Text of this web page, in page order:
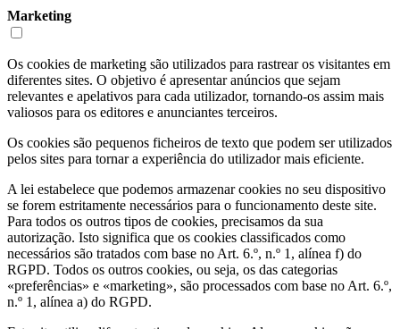
Marketing
Os cookies de marketing são utilizados para rastrear os visitantes em
diferentes sites. O objetivo é apresentar anúncios que sejam
relevantes e apelativos para cada utilizador, tornando-os assim mais
valiosos para os editores e anunciantes terceiros.
Os cookies são pequenos ficheiros de texto que podem ser utilizados
pelos sites para tornar a experiência do utilizador mais eficiente.
A lei estabelece que podemos armazenar cookies no seu dispositivo
se forem estritamente necessários para o funcionamento deste site.
Para todos os outros tipos de cookies, precisamos da sua
autorização. Isto significa que os cookies classificados como
necessários são tratados com base no Art. 6.º, n.º 1, alínea f) do
RGPD. Todos os outros cookies, ou seja, os das categorias
«preferências» e «marketing», são processados com base no Art. 6.º,
n.º 1, alínea a) do RGPD.